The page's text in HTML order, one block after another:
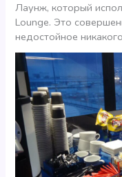
Лаунж, который
Lounge. Это
недостойное